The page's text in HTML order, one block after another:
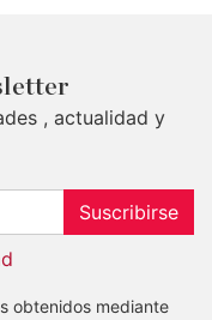
, actualidad y
Suscribirse
obtenidos mediante